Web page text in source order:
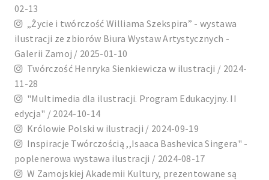
02-13
„Życie i twórczość Williama Szekspira” - wystawa
ilustracji ze zbiorów Biura Wystaw Artystycznych -
Galerii Zamoj / 2025-01-10
Twórczość Henryka Sienkiewicza w ilustracji / 2024-
11-28
"Multimedia dla ilustracji. Program Edukacyjny. II
edycja" / 2024-10-14
Królowie Polski w ilustracji / 2024-09-19
Inspiracje Twórczością ,,Isaaca Bashevica Singera" -
poplenerowa wystawa ilustracji / 2024-08-17
W Zamojskiej Akademii Kultury, prezentowane są